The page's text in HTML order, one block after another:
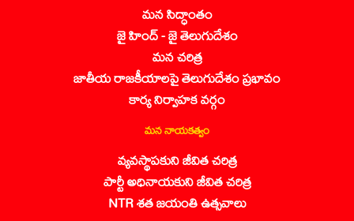
మన సిద్ధాంతం
జై హింద్ - జై తెలుగుదేశం
మన చరిత్ర
జాతీయ రాజకీయాలపై తెలుగుదేశం ప్రభావం
కార్య నిర్వాహక వర్గం
మన నాయకత్వం
వ్యవస్థాపకుని జీవిత చరిత్ర
పార్టీ అధినాయకుని జీవిత చరిత్ర
NTR శత జయంతి ఉత్సవాలు